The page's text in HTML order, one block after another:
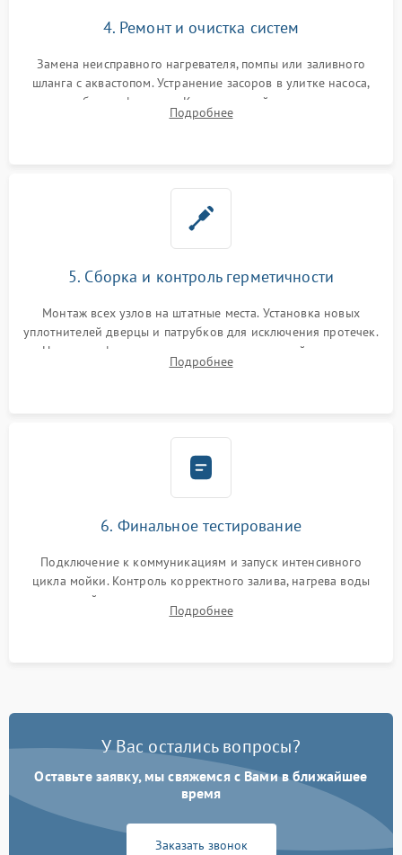
4. Ремонт и очистка систем
Замена неисправного нагревателя, помпы или заливного
шланга с аквастопом. Устранение засоров в улитке насоса,
патрубках и фильтрах. Компонентный ремонт платы
управления, восстановление поврежденной проводки.
Подробнее
5. Сборка и контроль герметичности
Монтаж всех узлов на штатные места. Установка новых
уплотнителей дверцы и патрубков для исключения протечек.
Надежная фиксация хомутов гидравлической системы,
сборка корпуса и установка датчика поплавка.
Подробнее
6. Финальное тестирование
Подключение к коммуникациям и запуск интенсивного
цикла мойки. Контроль корректного залива, нагрева воды
до нужной температуры, отсутствия посторонних шумов,
штатного слива и абсолютной сухости в поддоне.
Подробнее
У Вас остались вопросы?
Оставьте заявку, мы свяжемся с Вами в ближайшее
время
Заказать звонок